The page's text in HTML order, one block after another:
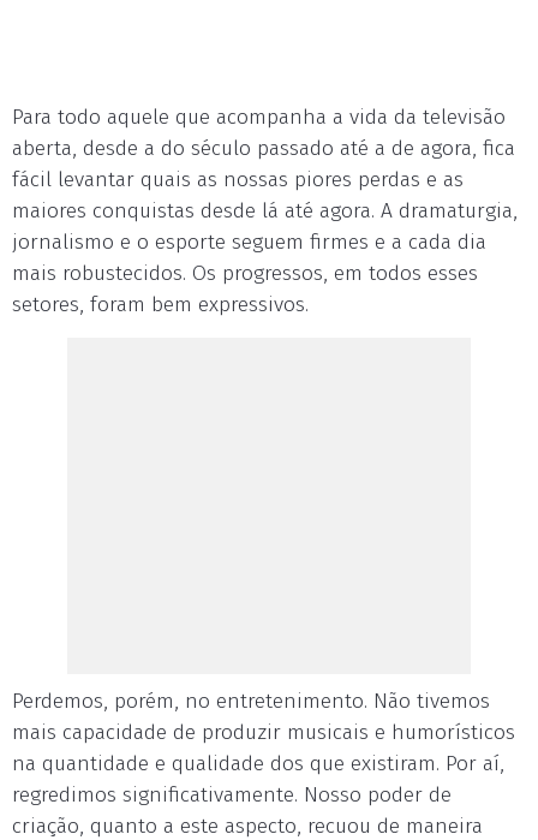
Para todo aquele que acompanha a vida da televisão
aberta, desde a do século passado até a de agora, fica
fácil levantar quais as nossas piores perdas e as
maiores conquistas desde lá até agora. A dramaturgia,
jornalismo e o esporte seguem firmes e a cada dia
mais robustecidos. Os progressos, em todos esses
setores, foram bem expressivos.
Perdemos, porém, no entretenimento. Não tivemos
mais capacidade de produzir musicais e humorísticos
na quantidade e qualidade dos que existiram. Por aí,
regredimos significativamente. Nosso poder de
criação, quanto a este aspecto, recuou de maneira